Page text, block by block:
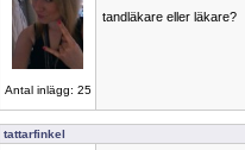
Antal inlägg: 25
tandläkare eller läkare?
tattarfinkel